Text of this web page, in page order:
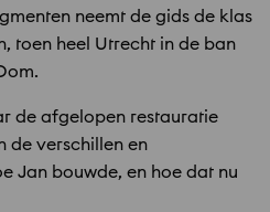
neemt de gids de klas
toen heel Utrecht in de ban
de afgelopen restauratie
de verschillen en
Jan bouwde, en hoe dat nu